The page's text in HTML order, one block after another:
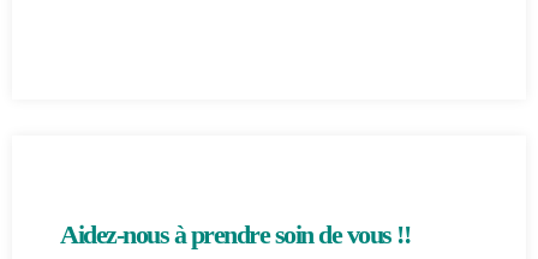
Aidez-nous à prendre soin de vous !!